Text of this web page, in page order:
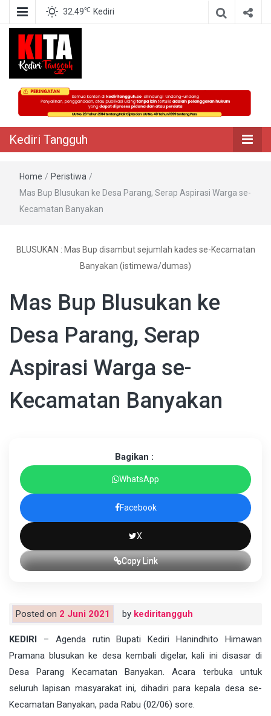
32.49℃ Kediri
Kediri Tangguh
Berita Akurat Terpercaya
Kediri Tangguh
Home / Peristiwa /
Mas Bup Blusukan ke Desa Parang, Serap Aspirasi Warga se-
Kecamatan Banyakan
BLUSUKAN : Mas Bup disambut sejumlah kades se-Kecamatan
Banyakan (istimewa/dumas)
Mas Bup Blusukan ke
Desa Parang, Serap
Aspirasi Warga se-
Kecamatan Banyakan
Bagikan :
WhatsApp
Facebook
X
Copy Link
Posted on 2 Juni 2021 by kediritangguh
KEDIRI – Agenda rutin Bupati Kediri Hanindhito Himawan
Pramana blusukan ke desa kembali digelar, kali ini disasar di
Desa Parang Kecamatan Banyakan. Acara terbuka untuk
seluruh lapisan masyarakat ini, dihadiri para kepala desa se-
Kecamatan Banyakan, pada Rabu (02/06) sore.